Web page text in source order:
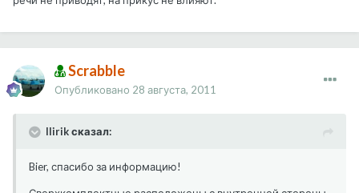
Scrabble
Опубликовано 28 августа, 2011
llirik сказал:
Bier, спасибо за информацию!